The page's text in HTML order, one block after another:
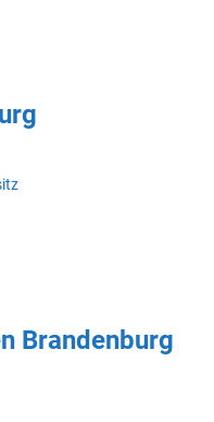
Brandenburg